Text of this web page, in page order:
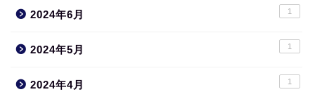
2024年6月 1
2024年5月 1
2024年4月 1